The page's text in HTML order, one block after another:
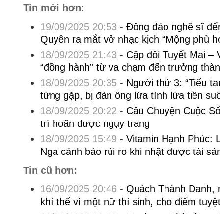
Tin mới hơn:
19/09/2025 20:53 - Đông đảo nghệ sĩ
Quyên ra mắt vở nhạc kịch “Mộng phù
18/09/2025 21:43 - Cặp đôi Tuyết Mai –
“đồng hành” từ va chạm đến trưởng
18/09/2025 20:35- Người thứ 3: “Tiểu
từng gặp, bị đàn ông lừa tình lừa tiền
18/09/2025 20:22 - Câu Chuyện Cuộc
trì hoãn được ngụy trang
18/09/2025 15:49 - Vitamin Hạnh Phúc:
Nga cảnh báo rủi ro khi nhặt được tài
Tin cũ hơn:
16/09/2025 20:46 - Quách Thành Danh,
khí thế vì một nữ thí sinh, cho điểm